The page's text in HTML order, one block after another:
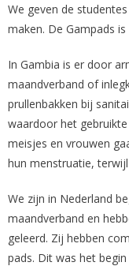
We geven de
maken. De Gampads
In Gambia is er door
maandverband of
prullenbakken bij
waardoor het
meisjes en vrouwen
hun menstruatie,
We zijn in Nederland
maandverband en
geleerd. Zij hebben
pads. Dit was het